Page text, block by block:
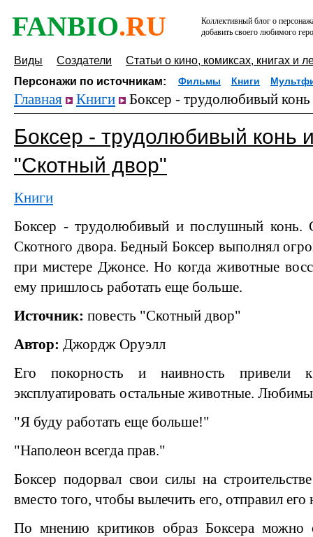
FANBIO.RU
Коллективный блог о
добавить своего любимого
Виды Создатели
Статьи о кино, комиксах, книгах и
Персонажи по источникам:
Фильмы Книги
Главная Книги Боксер - трудолюбивый
Боксер - трудолюбивый конь
"Скотный двор"
Книги
Боксер - трудолюбивый и послушный конь.
Скотного двора. Бедный Боксер выполнял
при мистере Джонсе. Но когда животные
ему пришлось работать еще больше.
Источник: повесть "Скотный двор"
Автор: Джордж Оруэлл
Его покорность и наивность привели
эксплуатировать остальные животные.
"Я буду работать еще больше!"
"Наполеон всегда прав."
Боксер подорвал свои силы на
вместо того, чтобы вылечить его, отправил
По мнению критиков образ Боксера можно